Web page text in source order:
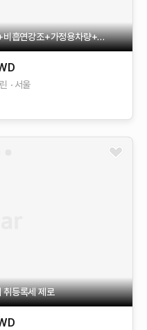
강조+가정용차량+1인신조
서울
등록세 제로